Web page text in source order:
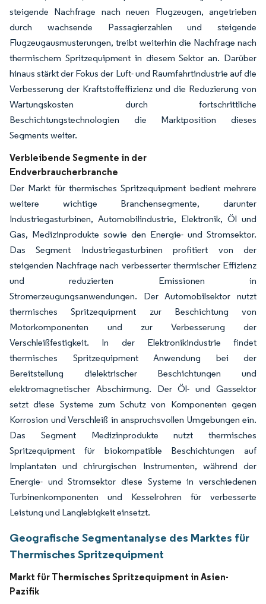
steigende Nachfrage nach neuen Flugzeugen, angetrieben
durch wachsende Passagierzahlen und steigende
Flugzeugausmusterungen, treibt weiterhin die Nachfrage nach
thermischem Spritzequipment in diesem Sektor an. Darüber
hinaus stärkt der Fokus der Luft- und Raumfahrtindustrie auf die
Verbesserung der Kraftstoffeffizienz und die Reduzierung von
Wartungskosten durch fortschrittliche
Beschichtungstechnologien die Marktposition dieses
Segments weiter.
Verbleibende Segmente in der
Endverbraucherbranche
Der Markt für thermisches Spritzequipment bedient mehrere
weitere wichtige Branchensegmente, darunter
Industriegasturbinen, Automobilindustrie, Elektronik, Öl und
Gas, Medizinprodukte sowie den Energie- und Stromsektor.
Das Segment Industriegasturbinen profitiert von der
steigenden Nachfrage nach verbesserter thermischer Effizienz
und reduzierten Emissionen in
Stromerzeugungsanwendungen. Der Automobilsektor nutzt
thermisches Spritzequipment zur Beschichtung von
Motorkomponenten und zur Verbesserung der
Verschleißfestigkeit. In der Elektronikindustrie findet
thermisches Spritzequipment Anwendung bei der
Bereitstellung dielektrischer Beschichtungen und
elektromagnetischer Abschirmung. Der Öl- und Gassektor
setzt diese Systeme zum Schutz von Komponenten gegen
Korrosion und Verschleiß in anspruchsvollen Umgebungen ein.
Das Segment Medizinprodukte nutzt thermisches
Spritzequipment für biokompatible Beschichtungen auf
Implantaten und chirurgischen Instrumenten, während der
Energie- und Stromsektor diese Systeme in verschiedenen
Turbinenkomponenten und Kesselrohren für verbesserte
Leistung und Langlebigkeit einsetzt.
Geografische Segmentanalyse des Marktes für
Thermisches Spritzequipment
Markt für Thermisches Spritzequipment in Asien-
Pazifik